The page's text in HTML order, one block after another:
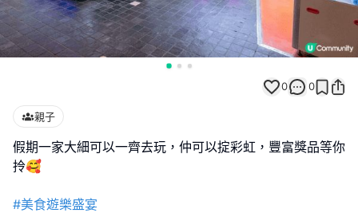
0 0
親子
假期一家大細可以一齊去玩，仲可以掟彩虹，豐富獎品等你
拎🥰
#美食遊樂盛宴